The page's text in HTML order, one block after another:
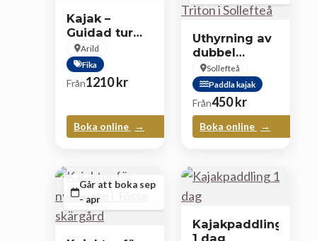
Kajak –
Guidad tur
med ”fika”
Arild
Fika
Från1210kr
Boka online
Uthyrning av
dubbel
havskajak –
Triton i
Sollefteå
Sollefteå
Paddla kajak
Från450kr
Boka online
Går att boka sep
- apr
Kajakpaddling
1 dag